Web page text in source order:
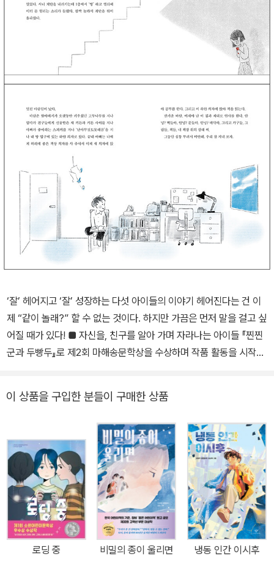
‘잘’ 헤어지고 ‘잘’ 성장하는 다섯 아이들의 이야기 헤어진다는 건 이
제 “같이 놀래?” 할 수 없는 것이다. 하지만 가끔은 먼저 말을 걸고 싶
어질 때가 있다! ■ 자신을, 친구를 알아 가며 자라나는 아이들 『찐찐
군과 두빵두』로 제2회 마해송문학상을 수상하며 작품 활동을 시작한
늘 섬세하고 밀도 높은 문장으로 아이들의 심리를 잘 드러내는 글을
쓰는 김양미 작가 특유의 세밀함이 문장 곳곳에서 빛을 발하며 이야
기의 몰입도를 높인다. 그 세밀한 시선은 서로 다른 잣대로 쉽게 지나
칠 수 있는 아이들 마음의 깊은 곳까지 가 닿아 아이들의 마음을 다독
여 준다. 다섯 편의 이야기를 읽고 있으면 ‘나는 네 편이야’라고 건네
는 작가의 따뜻한 목소리가 들리는 듯하다. 왠지 자신의 생각을 말하
는 게 어색하고, 쑥스럽고, 틀린 것만 같아 주저하는 아이들의 마음을
잘 알아주는 작가의 작품 속 아이들은 오늘 만난 듯 생생한 모습으로
우리 곁으로 다가온다. 김지은 평론가가 언급했듯이 ‘이별’을 주제로
묶은 다섯 편의 이야기는 어린이와 밀접하다. 학교에서든 집에서든
이 상품을 구입한 분들이 구매한 상품
로딩 중 비밀의 종이 울리면 냉동 인간 이시후